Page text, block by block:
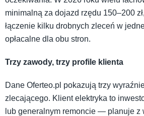
minimalną za dojazd rzędu 150–200
łączenie kilku drobnych zleceń w
opłacalne dla obu stron.
Trzy zawody, trzy profile klienta
Dane Oferteo.pl pokazują trzy
zlecającego. Klient elektryka to
lub generalnym remoncie — planuje z